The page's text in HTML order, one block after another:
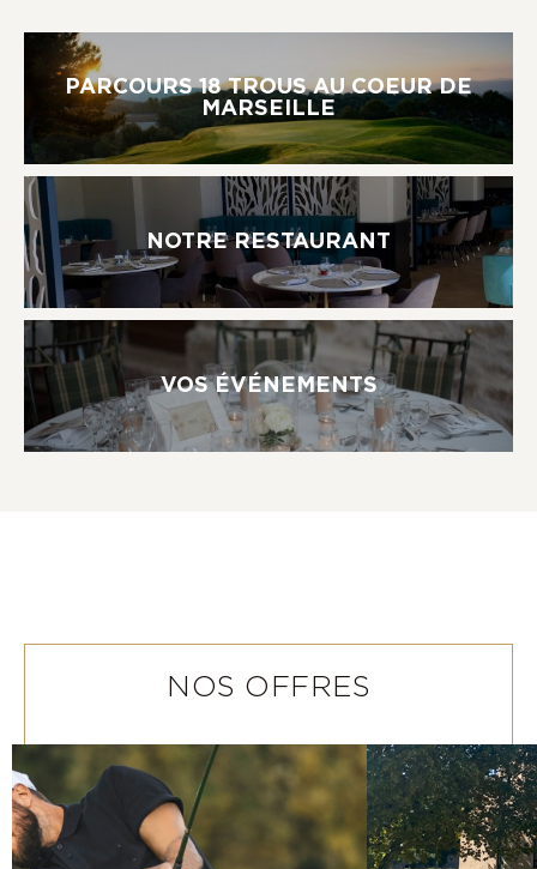
PARCOURS 18 TROUS AU COEUR DE
MARSEILLE
NOTRE RESTAURANT
VOS ÉVÉNEMENTS
NOS OFFRES